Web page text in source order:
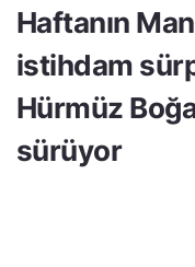
Haftanın
istihdam
Hürmüz
sürüyor